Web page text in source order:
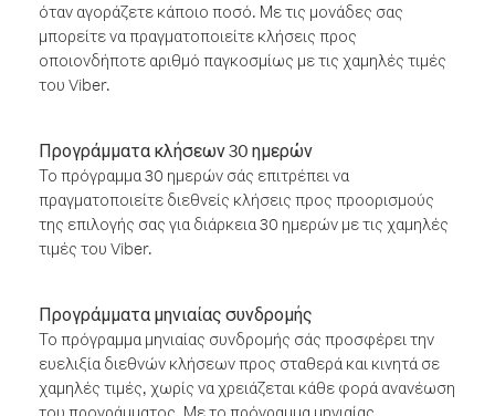
όταν αγοράζετε κάποιο ποσό. Με τις μονάδες σας
μπορείτε να πραγματοποιείτε κλήσεις προς
οποιονδήποτε αριθμό παγκοσμίως με τις χαμηλές τιμές
του Viber.
Προγράμματα κλήσεων 30 ημερών
Το πρόγραμμα 30 ημερών σάς επιτρέπει να
πραγματοποιείτε διεθνείς κλήσεις προς προορισμούς
της επιλογής σας για διάρκεια 30 ημερών με τις χαμηλές
τιμές του Viber.
Προγράμματα μηνιαίας συνδρομής
Το πρόγραμμα μηνιαίας συνδρομής σάς προσφέρει την
ευελιξία διεθνών κλήσεων προς σταθερά και κινητά σε
χαμηλές τιμές, χωρίς να χρειάζεται κάθε φορά ανανέωση